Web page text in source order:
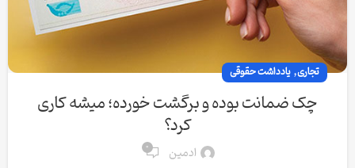
تجاری, یادداشت حقوقی
چک ضمانت بوده و برگشت خورده؛ میشه کاری
کرد؟
ادمین 0